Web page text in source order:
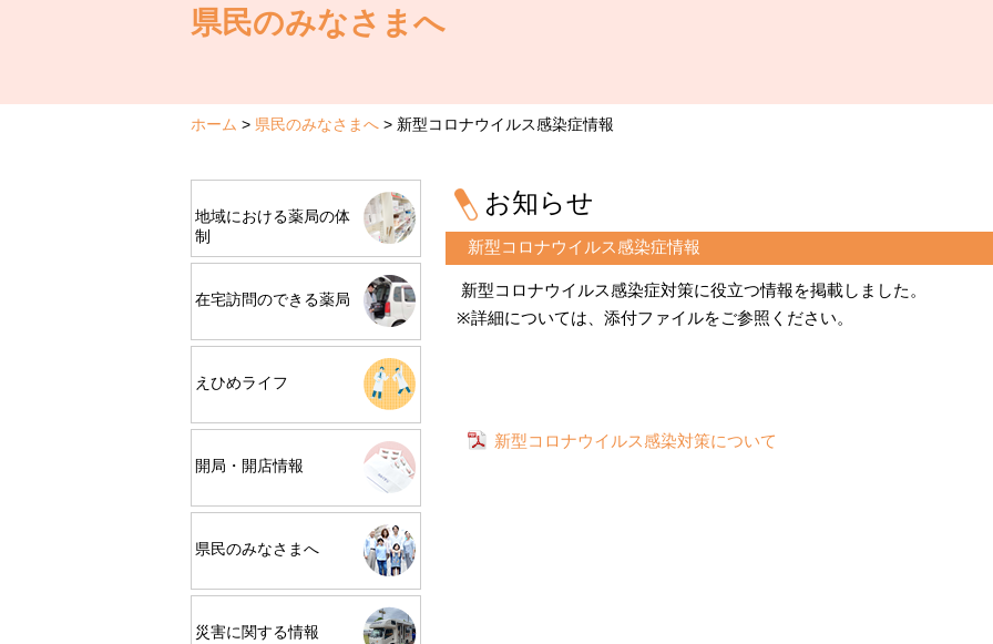
県民のみなさまへ
ホーム 県民のみなさまへ 新型コロナウイルス感染症情報
地域における薬局の体
制
在宅訪問のできる薬局
えひめライフ
開局・開店情報
県民のみなさまへ
災害に関する情報
お知らせ
新型コロナウイルス感染症情報
新型コロナウイルス感染症対策に役立つ情報を掲載しました。
※詳細については、添付ファイルをご参照ください。
新型コロナウイルス感染対策について